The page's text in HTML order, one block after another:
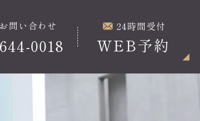
問い合わせ
0018
24時間受付
WEB予約